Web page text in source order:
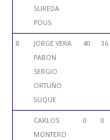
SUREDA
POUS
8
JORGE VERA
PABON
SERGIO
ORTUÑO
SUQUE
40 36
CARLOS
MONTERO
0 0